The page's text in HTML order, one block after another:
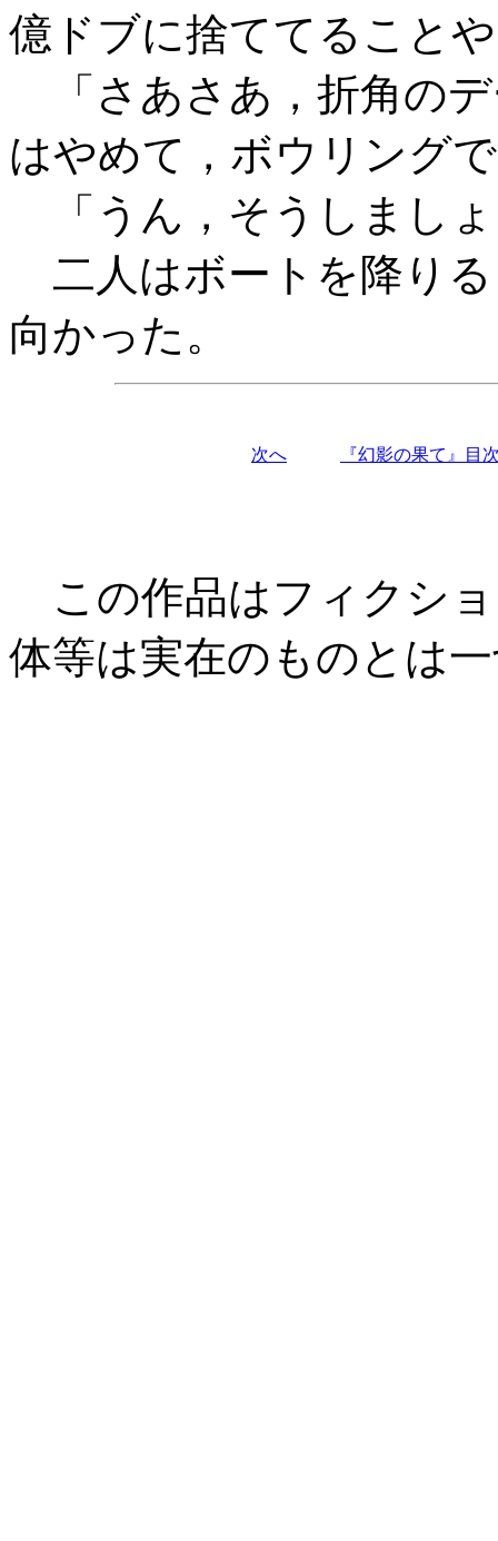
億ドブに捨ててること
「さあさあ，折角の
はやめて，ボウリング
「うん，そうしまし
二人はボートを降り
向かった。
次へ 『幻影の果て』目
この作品はフィクシ
体等は実在のものとは